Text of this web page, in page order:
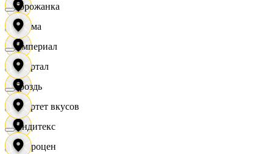
Дисма
Квартал
Квартет вкусов
Доброцен
Горожанка
Империал
Гроздь
Индитекс